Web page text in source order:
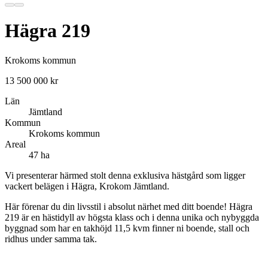
Hägra 219
Krokoms kommun
13 500 000 kr
Län
Jämtland
Kommun
Krokoms kommun
Areal
47 ha
Vi presenterar härmed stolt denna exklusiva hästgård som ligger
vackert belägen i Hägra, Krokom Jämtland.
Här förenar du din livsstil i absolut närhet med ditt boende! Hägra
219 är en hästidyll av högsta klass och i denna unika och nybyggda
byggnad som har en takhöjd 11,5 kvm finner ni boende, stall och
ridhus under samma tak.